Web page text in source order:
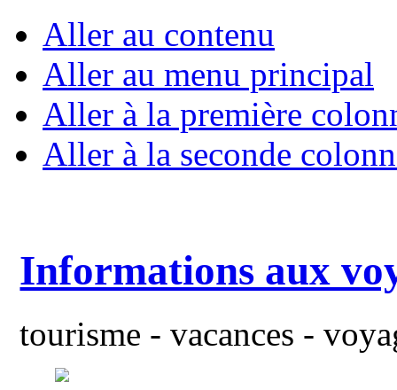
Aller au contenu
Aller au menu principal
Aller à la première
Aller à la seconde
Informations aux
tourisme - vacances -